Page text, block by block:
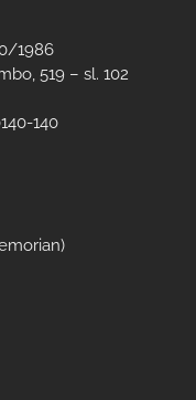
1986
519 – sl. 102
140